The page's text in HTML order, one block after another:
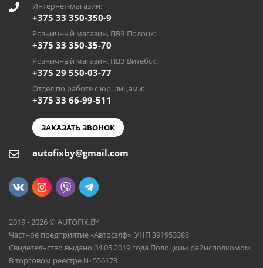
Интернет-магазин:
+375 33 350-350-9
Розничный магазин, ПВЗ Полоцк:
+375 33 350-35-70
Розничный магазин, ПВЗ Витебск:
+375 29 550-03-77
Отдел по работе с юр. лицами:
+375 33 66-99-511
ЗАКАЗАТЬ ЗВОНОК
autofixby@gmail.com
2019 - 2026 © AUTOFIX.BY
Частное предприятие «Автосэлф», УНП 391953388
Свидетельство выдано 04.05.2019 года Полоцким райисполкомом
В торговом реестре № 556173